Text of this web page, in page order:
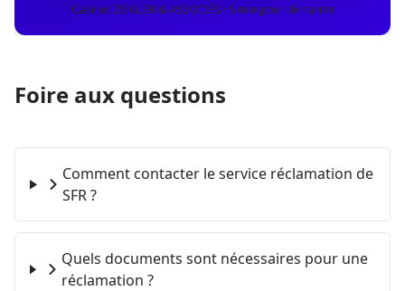
Cabinet ZIEGLER & ASSOCIÉS · 5 min pour démarrer
Foire aux questions
Comment contacter le service réclamation de
SFR ?
Quels documents sont nécessaires pour une
réclamation ?